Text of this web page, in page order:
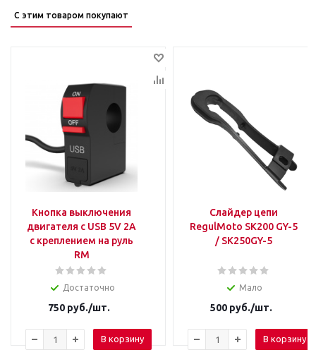
С этим товаром покупают
Кнопка выключения
двигателя с USB 5V 2A
с креплением на руль
RM
Достаточно
750 руб./шт.
В корзину
Слайдер цепи
RegulMoto SK200 GY-5
/ SK250GY-5
Мало
500 руб./шт.
В корзину